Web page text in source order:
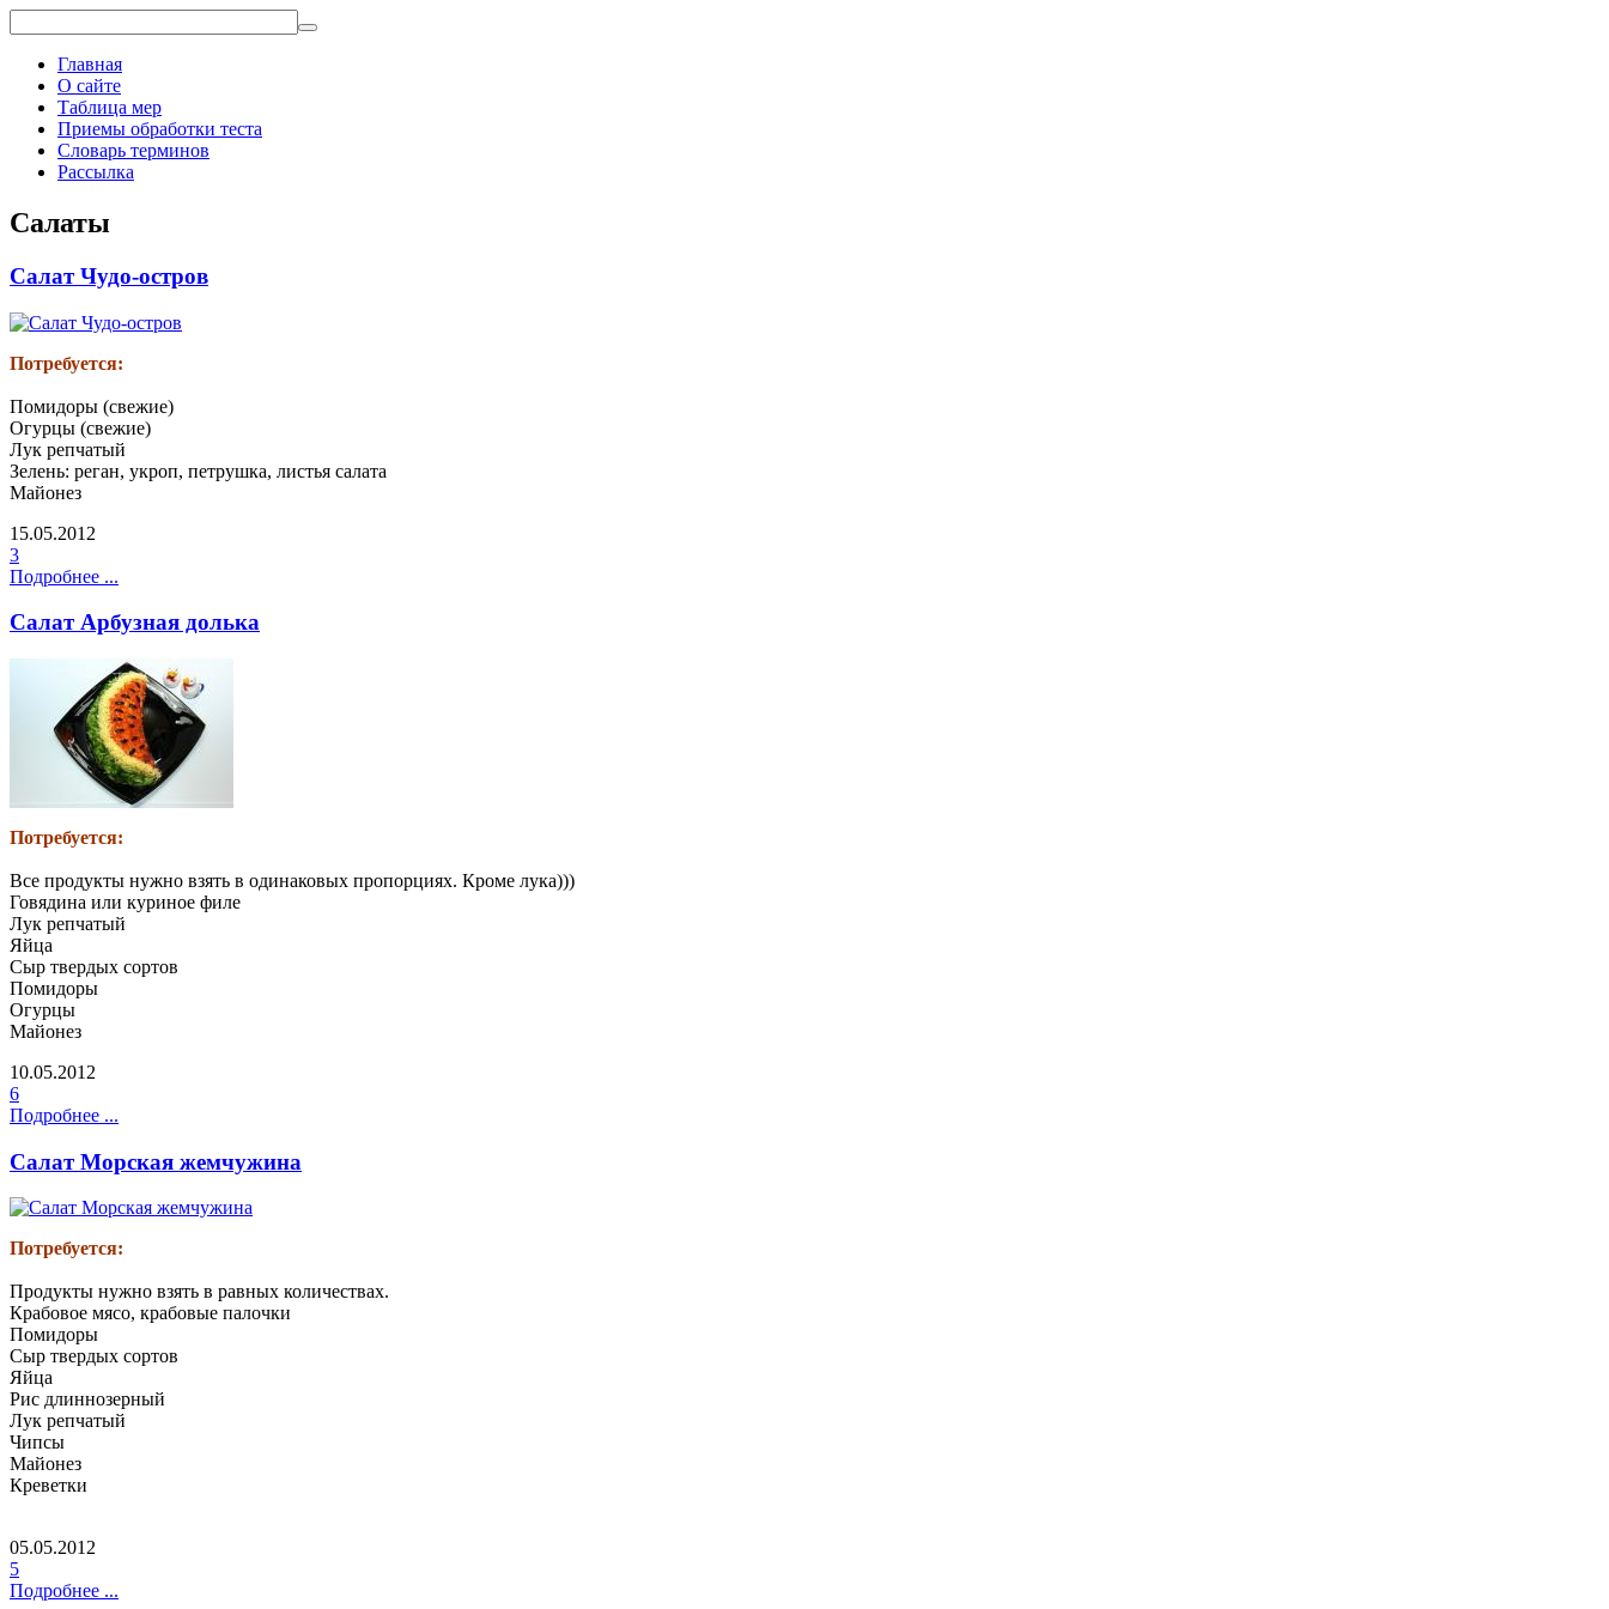
Главная
О сайте
Таблица мер
Приемы обработки теста
Словарь терминов
Рассылка
Салаты
Салат Чудо-остров
Потребуется:
Помидоры (свежие)
Огурцы (свежие)
Лук репчатый
Зелень: реган, укроп, петрушка, листья салата
Майонез
15.05.2012
3
Подробнее ...
Салат Арбузная долька
Потребуется:
Все продукты нужно взять в одинаковых пропорциях. Кроме лука)))
Говядина или куриное филе
Лук репчатый
Яйца
Сыр твердых сортов
Помидоры
Огурцы
Майонез
10.05.2012
6
Подробнее ...
Салат Морская жемчужина
Потребуется:
Продукты нужно взять в равных количествах.
Крабовое мясо, крабовые палочки
Помидоры
Сыр твердых сортов
Яйца
Рис длиннозерный
Лук репчатый
Чипсы
Майонез
Креветки
05.05.2012
5
Подробнее ...